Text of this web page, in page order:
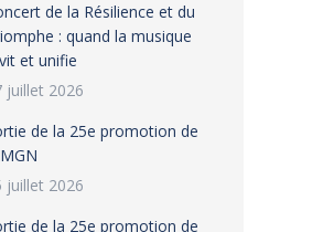
de la Résilience et du
: quand la musique
et unifie
juillet 2026
de la 25e promotion de
juillet 2026
de la 25e promotion de